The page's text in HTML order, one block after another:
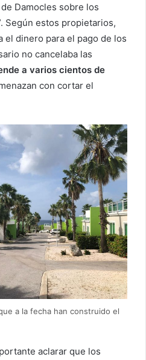
Damocles sobre los
Según estos propietarios,
el dinero para el pago de los
no cancelaba las
a varios cientos de
con cortar el
a la fecha han construido el
aclarar que los